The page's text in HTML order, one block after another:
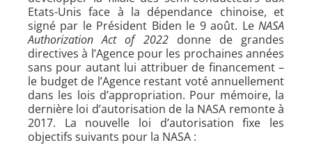
Etats-Unis face à la dépendance chinoise, et
signé par le Président Biden le 9 août. Le NASA
Authorization Act of 2022donne de grandes
directives à l’Agence pour les prochaines années
sans pour autant lui attribuer de financement –
le budget de l’Agence restant voté annuellement
dans les lois d’appropriation. Pour mémoire, la
dernière loi d’autorisation de la NASA remonte à
2017. La nouvelle loi d’autorisation fixe les
objectifs suivants pour la NASA :